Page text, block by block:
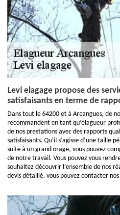
Levi elagage propose des
satisfaisants en terme de
Dans tout le 64200 et à Arcangues, de
recommandent en tant qu’élagueur
de nos prestations avec des rapports
satisfaisants. Qu’il s’agisse d’une taille
suite à un grand orage, vous pouvez
de notre travail. Vous pouvez vous
souhaitez découvrir l’ensemble de nos
devis détaillé, vous pouvez contacter